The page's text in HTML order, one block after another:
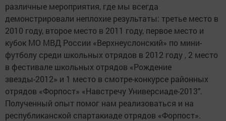
различные мероприятия, где мы всегда
демонстрировали неплохие результаты: третье место в
2010 году, второе место в 2011 году, первое место и
кубок МО МВД России «Верхнеуслонский» по мини-
футболу среди школьных отрядов в 2012 году , 2 место
в фестивале школьных отрядов «Рождение
звезды-2012» и 1 место в смотре-конкурсе районных
отрядов «Форпост» «Навстречу Универсиаде-2013".
Полученный опыт помог нам реализоваться и на
республиканской спартакиаде отрядов «Форпост».